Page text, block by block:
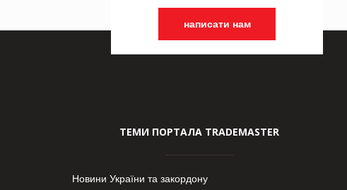
написати нам
ТЕМИ ПОРТАЛА TRADEMASTER
Новини України та закордону